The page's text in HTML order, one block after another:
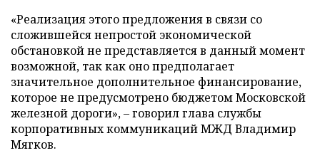
«Реализация этого предложения в связи со
сложившейся непростой экономической
обстановкой не представляется в данный момент
возможной, так как оно предполагает
значительное дополнительное финансирование,
которое не предусмотрено бюджетом Московской
железной дороги», – говорил глава службы
корпоративных коммуникаций МЖД Владимир
Мягков.